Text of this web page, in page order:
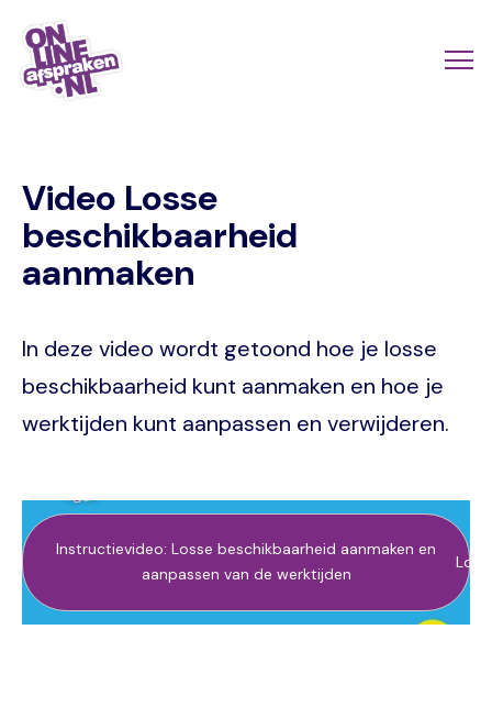
Skip
main
Video Losse
beschikbaarheid
aanmaken
In deze video wordt getoond hoe je losse
beschikbaarheid kunt aanmaken en hoe je
werktijden kunt aanpassen en verwijderen.
Instructievideo: Losse beschikbaarheid aanmaken en
aanpassen van de werktijden